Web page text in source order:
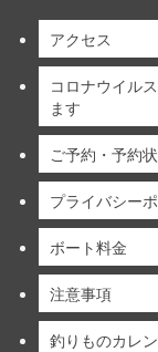
アクセス
コロナウイル
ます
ご予約・予約
プライバシー
ボート料金
注意事項
釣りものカレ